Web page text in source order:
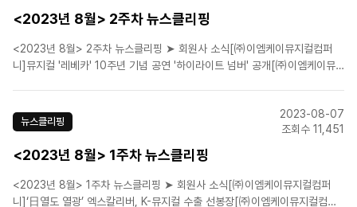
<2023년 8월> 2주차 뉴스클리핑
<2023년 8월> 2주차 뉴스클리핑 ➤ 회원사 소식[㈜이엠케이뮤지컬컴퍼
니]뮤지컬 '레베카' 10주년 기념 공연 '하이라이트 넘버' 공개[㈜이엠케이뮤
권, 날아올라', 잼버리 단..
뉴스클리핑
2023-08-07
조회수 11,451
<2023년 8월> 1주차 뉴스클리핑
<2023년 8월> 1주차 뉴스클리핑 ➤ 회원사 소식[㈜이엠케이뮤지컬컴퍼
니]‘日열도 열광’ 엑스칼리버, K-뮤지컬 수출 선봉장[㈜이엠케이뮤지컬컴퍼